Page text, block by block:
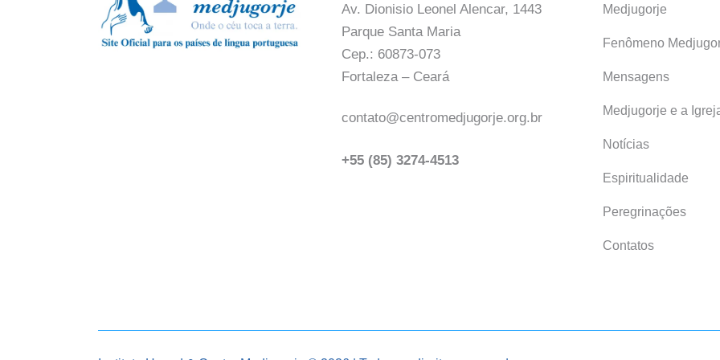
Av. Dionisio Leonel Alencar, 1443
Parque Santa Maria
Cep.: 60873-073
Fortaleza – Ceará
contato@centromedjugorje.org.br
+55 (85) 3274-4513
Medjugorje
Fenômeno
Mensagens
Medjugorje e a
Notícias
Espiritualidade
Peregrinações
Contatos